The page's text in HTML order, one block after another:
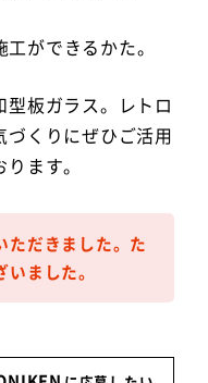
ができるかた。
板ガラス。レトロ
くりにぜひご活用
ます。
だきました。 た
ました。